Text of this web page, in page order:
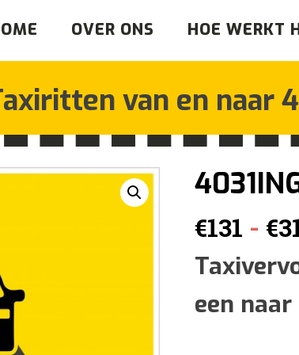
OVER ONS HOE WERKT
van en naar
€131 - €
een